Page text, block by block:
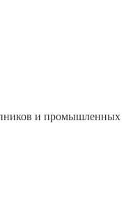
и промышленных